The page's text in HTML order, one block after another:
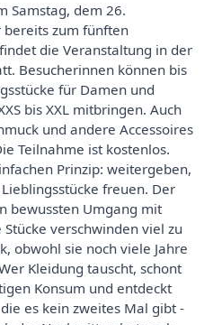
Samstag, dem 26.
bereits zum fünften
die Veranstaltung in der
Besucherinnen können bis
für Damen und
bis XXL mitbringen. Auch
und andere Accessoires
Teilnahme ist kostenlos.
Prinzip: weitergeben,
freuen. Der
bewussten Umgang mit
verschwinden viel zu
obwohl sie noch viele Jahre
Kleidung tauscht, schont
Konsum und entdeckt
es kein zweites Mal gibt -